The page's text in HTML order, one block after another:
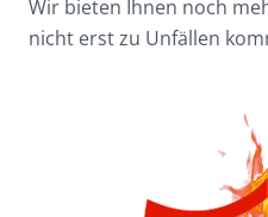
Wir bieten Ihnen noch
nicht erst zu Unfällen